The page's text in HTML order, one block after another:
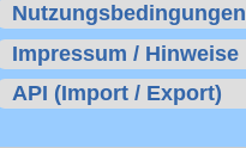
Nutzungsbedingungen
Impressum / Hinweise
API (Import / Export)